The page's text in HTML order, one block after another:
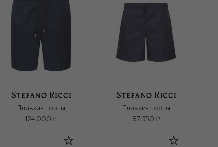
Плавки-шорты
124 000 ₽
Плавки-шорты
87 550 ₽